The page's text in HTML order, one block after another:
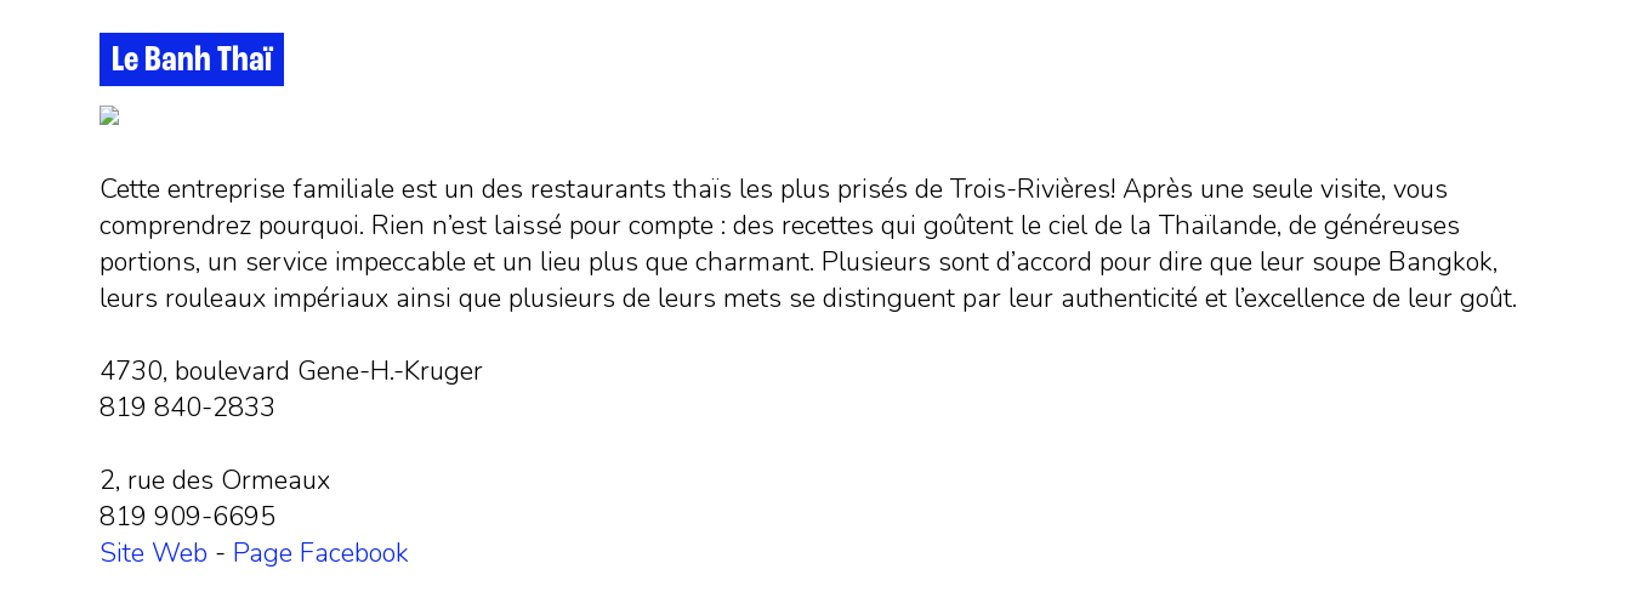
Le Banh Thaï
Cette entreprise familiale est un des restaurants thaïs les plus prisés de Trois-Rivières! Après une seule visite, vous
comprendrez pourquoi. Rien n’est laissé pour compte : des recettes qui goûtent le ciel de la Thaïlande, de généreuses
portions, un service impeccable et un lieu plus que charmant. Plusieurs sont d’accord pour dire que leur soupe Bangkok,
leurs rouleaux impériaux ainsi que plusieurs de leurs mets se distinguent par leur authenticité et l’excellence de leur goût.
4730, boulevard Gene-H.-Kruger
819 840-2833
2, rue des Ormeaux
819 909-6695
Site Web - Page Facebook